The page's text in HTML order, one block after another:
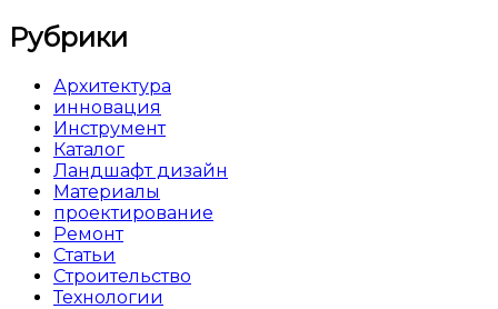
Рубрики
Архитектура
инновация
Инструмент
Каталог
Ландшафт дизайн
Материалы
проектирование
Ремонт
Статьи
Строительство
Технологии